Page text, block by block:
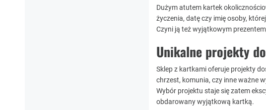
Dużym atutem kartek
życzenia, datę czy imię osoby,
Czyni ją też wyjątkowym
Unikalne projekty
Sklep z kartkami oferuje projekty
chrzest, komunia, czy inne ważne
Wybór projektu staje się zatem
obdarowany wyjątkową kartką.